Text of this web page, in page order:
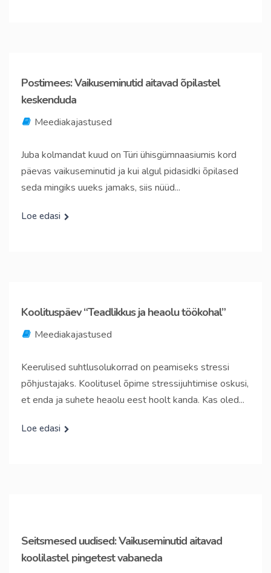
Postimees: Vaikuseminutid aitavad õpilastel
keskenduda
Meediakajastused
Juba kolmandat kuud on Türi ühisgümnaasiumis kord
päevas vaikuseminutid ja kui algul pidasidki õpilased
seda mingiks uueks jamaks, siis nüüd...
Loe edasi
Koolituspäev “Teadlikkus ja heaolu töökohal”
Meediakajastused
Keerulised suhtlusolukorrad on peamiseks stressi
põhjustajaks. Koolitusel õpime stressijuhtimise oskusi,
et enda ja suhete heaolu eest hoolt kanda. Kas oled...
Loe edasi
Seitsmesed uudised: Vaikuseminutid aitavad
koolilastel pingetest vabaneda